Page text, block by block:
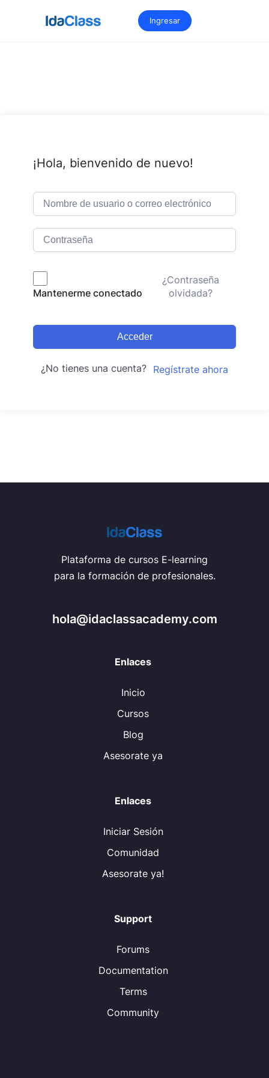
Ingresar
¡Hola, bienvenido de nuevo!
Mantenerme conectado
¿Contraseña
olvidada?
Acceder
¿No tienes una cuenta? Regístrate ahora
Plataforma de cursos E-learning
para la formación de profesionales.
hola@idaclassacademy.com
Enlaces
Inicio
Cursos
Blog
Asesorate ya
Enlaces
Iniciar Sesión
Comunidad
Asesorate ya!
Support
Forums
Documentation
Terms
Community